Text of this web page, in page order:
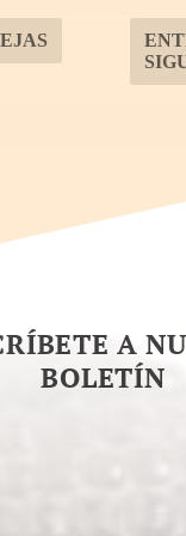
A
BOLETÍN